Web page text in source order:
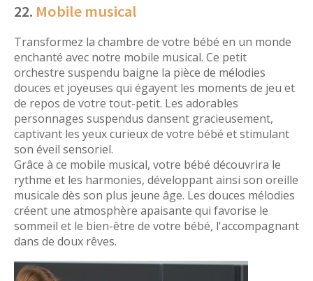
22. Mobile musical
Transformez la chambre de votre bébé en un monde
enchanté avec notre mobile musical. Ce petit
orchestre suspendu baigne la pièce de mélodies
douces et joyeuses qui égayent les moments de jeu et
de repos de votre tout-petit. Les adorables
personnages suspendus dansent gracieusement,
captivant les yeux curieux de votre bébé et stimulant
son éveil sensoriel.
Grâce à ce mobile musical, votre bébé découvrira le
rythme et les harmonies, développant ainsi son oreille
musicale dès son plus jeune âge. Les douces mélodies
créent une atmosphère apaisante qui favorise le
sommeil et le bien-être de votre bébé, l'accompagnant
dans de doux rêves.